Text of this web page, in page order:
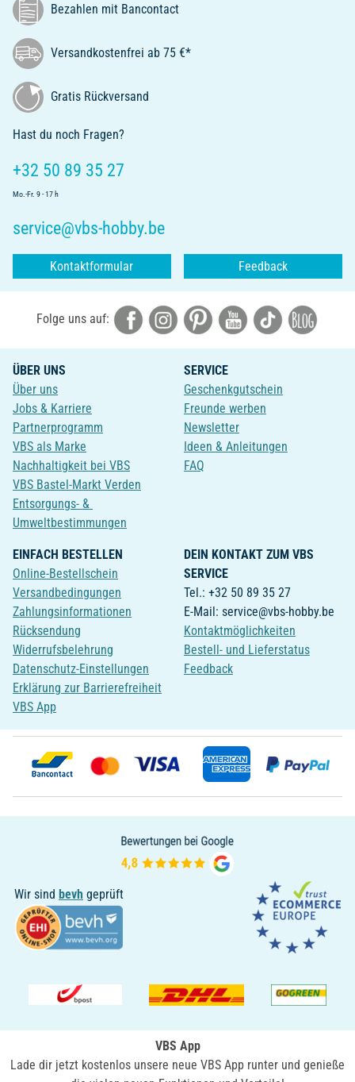
Bezahlen mit Bancontact
Versandkostenfrei ab 75 €*
Gratis Rückversand
Hast du noch Fragen?
+32 50 89 35 27
Mo.-Fr. 9 - 17 h
service@vbs-hobby.be
Kontaktformular Feedback
Folge uns auf:
ÜBER UNS
Über uns
Jobs & Karriere
Partnerprogramm
VBS als Marke
Nachhaltigkeit bei VBS
VBS Bastel-Markt Verden
Entsorgungs- &
Umweltbestimmungen
SERVICE
Geschenkgutschein
Freunde werben
Newsletter
Ideen & Anleitungen
FAQ
EINFACH BESTELLEN
Online-Bestellschein
Versandbedingungen
Zahlungsinformationen
Rücksendung
Widerrufsbelehrung
Datenschutz-Einstellungen
Erklärung zur Barrierefreiheit
VBS App
DEIN KONTAKT ZUM VBS
SERVICE
Tel.: +32 50 89 35 27
E-Mail: service@vbs-hobby.be
Kontaktmöglichkeiten
Bestell- und Lieferstatus
Feedback
Wir sind bevh geprüft
VBS App
Lade dir jetzt kostenlos unsere neue VBS App runter und genieße